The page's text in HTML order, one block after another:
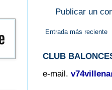
Publicar un
Entrada más reciente
CLUB
e-mail.